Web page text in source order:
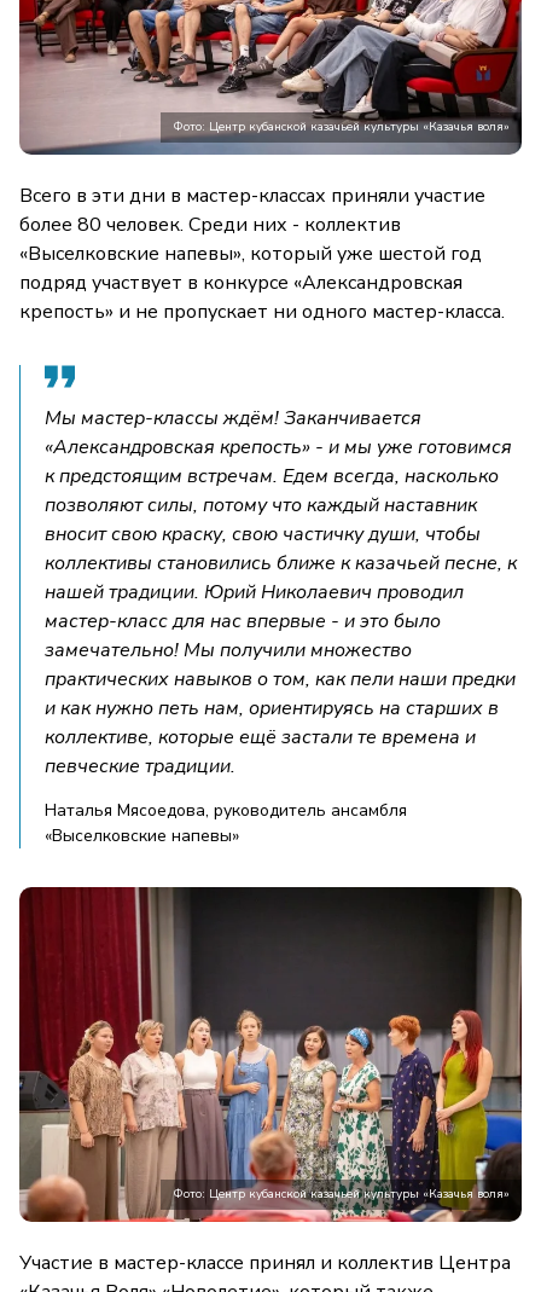
Фото: Центр кубанской казачьей культуры «Казачья воля»
Всего в эти дни в мастер-классах приняли участие
более 80 человек. Среди них - коллектив
«Выселковские напевы», который уже шестой год
подряд участвует в конкурсе «Александровская
крепость» и не пропускает ни одного мастер-класса.
Мы мастер-классы ждём! Заканчивается
«Александровская крепость» - и мы уже готовимся
к предстоящим встречам. Едем всегда, насколько
позволяют силы, потому что каждый наставник
вносит свою краску, свою частичку души, чтобы
коллективы становились ближе к казачьей песне, к
нашей традиции. Юрий Николаевич проводил
мастер-класс для нас впервые - и это было
замечательно! Мы получили множество
практических навыков о том, как пели наши предки
и как нужно петь нам, ориентируясь на старших в
коллективе, которые ещё застали те времена и
певческие традиции.
Наталья Мясоедова, руководитель ансамбля
«Выселковские напевы»
Фото: Центр кубанской казачьей культуры «Казачья воля»
Участие в мастер-классе принял и коллектив Центра